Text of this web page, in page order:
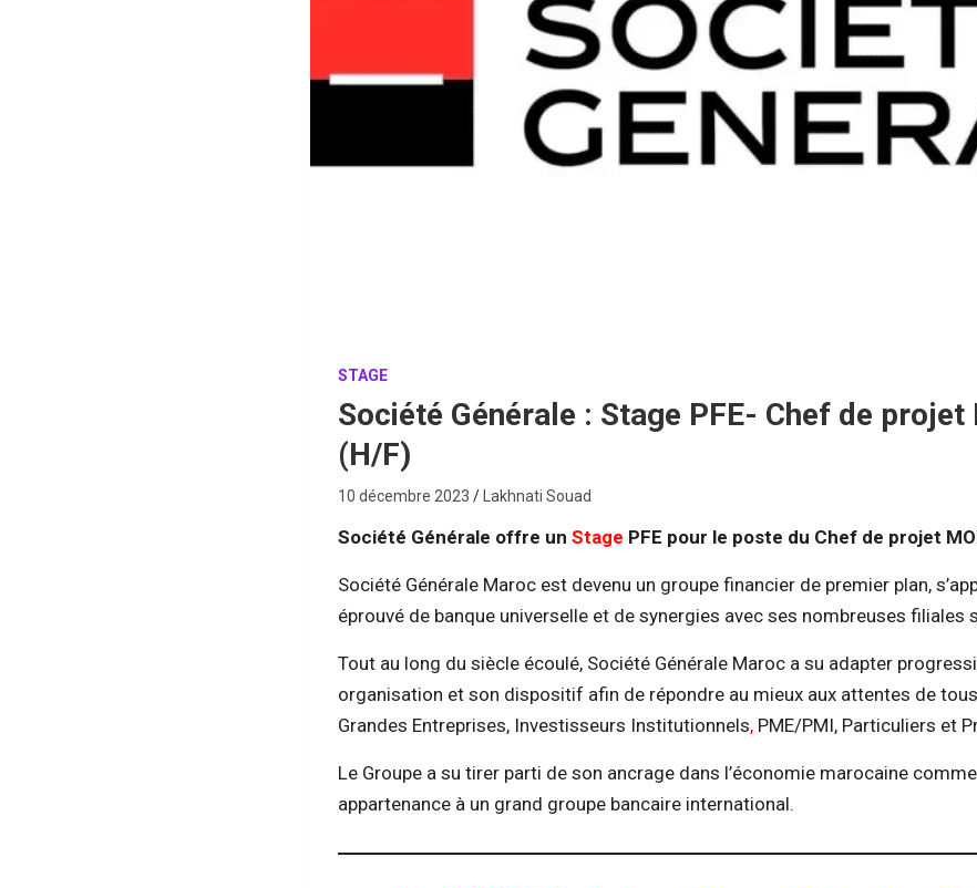
STAGE
Société Générale : Stage PFE- Chef de projet
(H/F)
10 décembre 2023 Lakhnati Souad
Société Générale offre unStage PFE pour le poste du Chef de projet
Société Générale Maroc est devenu un groupe financier de premier plan,
éprouvé de banque universelle et de synergies avec ses nombreuses filiales
Tout au long du siècle écoulé, Société Générale Maroc a su adapter
organisation et son dispositif afin de répondre au mieux aux attentes de
Grandes Entreprises, Investisseurs Institutionnels, PME/PMI, Particuliers et
Le Groupe a su tirer parti de son ancrage dans l’économie marocaine
appartenance à un grand groupe bancaire international.